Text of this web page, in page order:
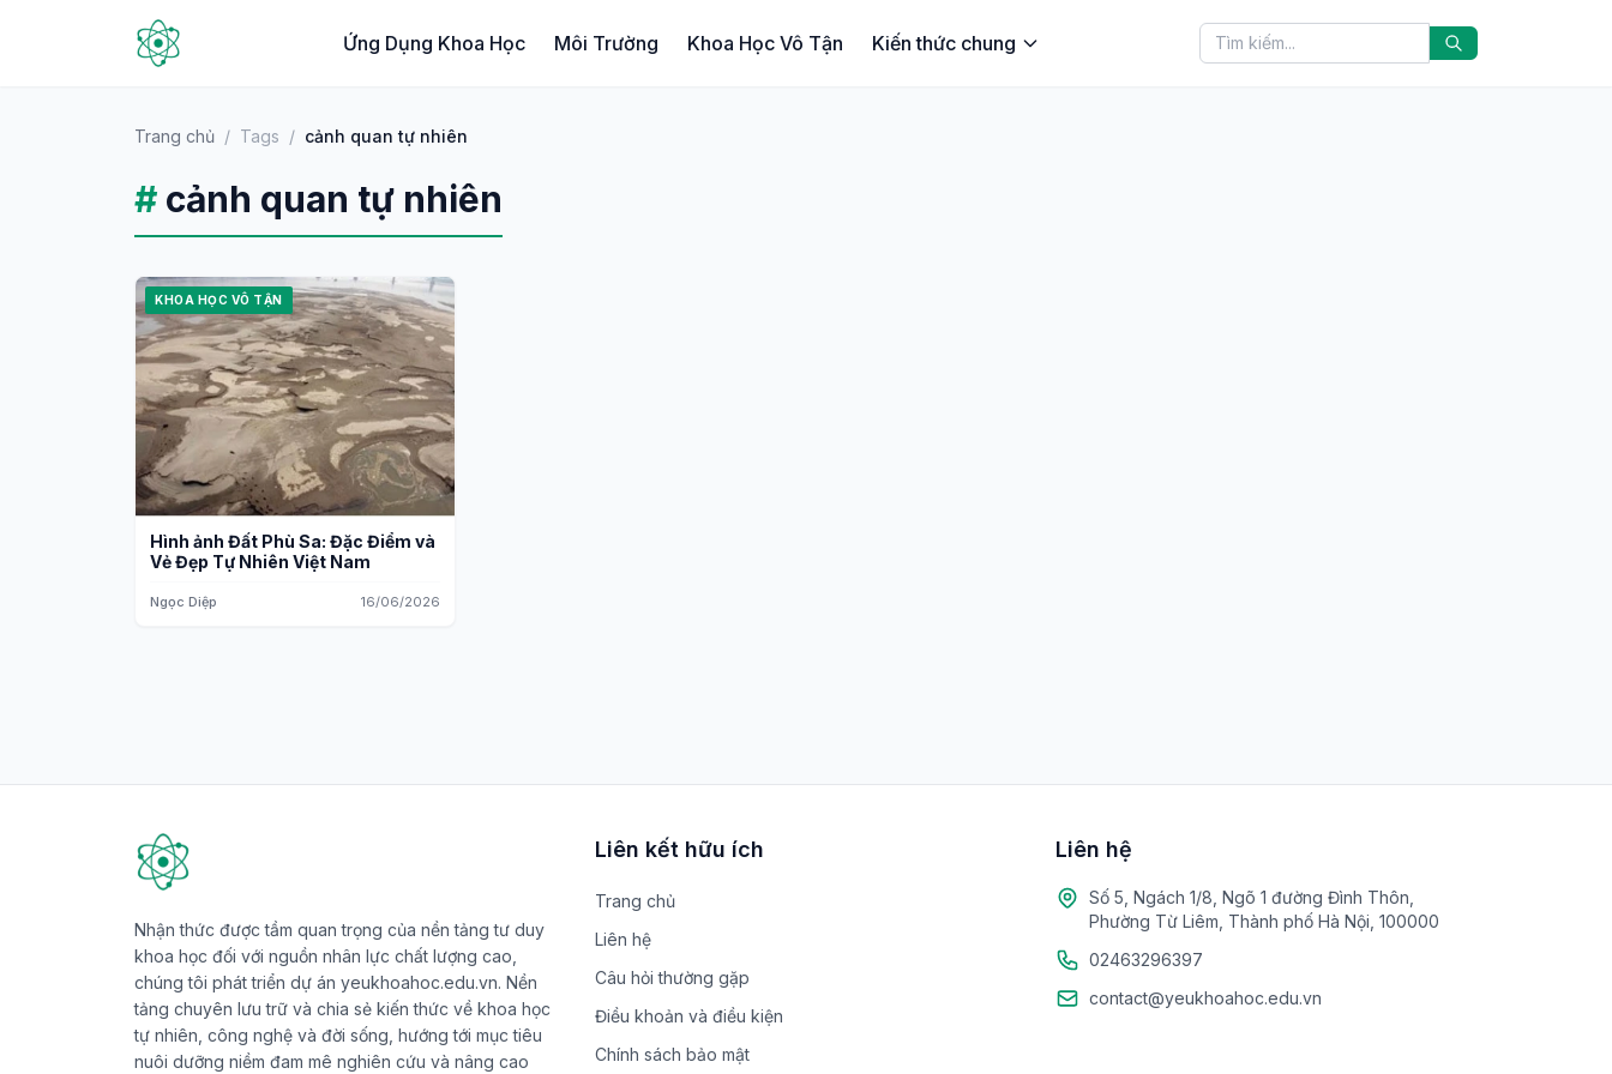
Ứng Dụng Khoa Học Môi Trường Khoa Học Vô Tận Kiến thức chung
Trang chủ / Tags / cảnh quan tự nhiên
# cảnh quan tự nhiên
KHOA HỌC VÔ TẬN
Hình ảnh Đất Phù Sa: Đặc Điểm và
Vẻ Đẹp Tự Nhiên Việt Nam
Ngọc Diệp 16/06/2026
Nhận thức được tầm quan trọng của nền tảng tư duy
khoa học đối với nguồn nhân lực chất lượng cao,
chúng tôi phát triển dự án yeukhoahoc.edu.vn. Nền
tảng chuyên lưu trữ và chia sẻ kiến thức về khoa học
tự nhiên, công nghệ và đời sống, hướng tới mục tiêu
nuôi dưỡng niềm đam mê nghiên cứu và nâng cao
Liên kết hữu ích
Trang chủ
Liên hệ
Câu hỏi thường gặp
Điều khoản và điều kiện
Chính sách bảo mật
Liên hệ
Số 5, Ngách 1/8, Ngõ 1 đường Đình Thôn,
Phường Từ Liêm, Thành phố Hà Nội, 100000
02463296397
contact@yeukhoahoc.edu.vn